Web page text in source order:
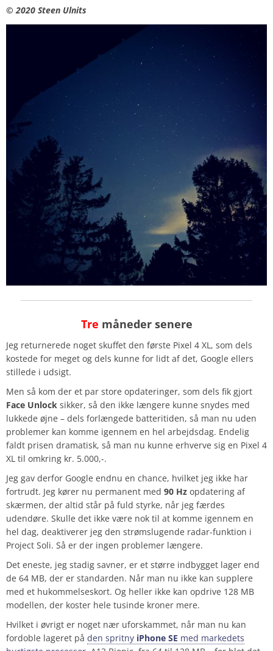
© 2020 Steen Ulnits
Tre måneder senere
Jeg returnerede noget skuffet den første Pixel 4 XL, som dels
kostede for meget og dels kunne for lidt af det, Google ellers
stillede i udsigt.
Men så kom der et par store opdateringer, som dels fik gjort
Face Unlock sikker, så den ikke længere kunne snydes med
lukkede øjne – dels forlængede batteritiden, så man nu uden
problemer kan komme igennem en hel arbejdsdag. Endelig
faldt prisen dramatisk, så man nu kunne erhverve sig en Pixel 4
XL til omkring kr. 5.000,-.
Jeg gav derfor Google endnu en chance, hvilket jeg ikke har
fortrudt. Jeg kører nu permanent med 90 Hz opdatering af
skærmen, der altid står på fuld styrke, når jeg færdes
udendøre. Skulle det ikke være nok til at komme igennem en
hel dag, deaktiverer jeg den strømslugende radar-funktion i
Project Soli. Så er der ingen problemer længere.
Det eneste, jeg stadig savner, er et større indbygget lager end
de 64 MB, der er standarden. Når man nu ikke kan supplere
med et hukommelseskort. Og heller ikke kan opdrive 128 MB
modellen, der koster hele tusinde kroner mere.
Hvilket i øvrigt er noget nær uforskammet, når man nu kan
fordoble lageret på den spritny iPhone SE med markedets